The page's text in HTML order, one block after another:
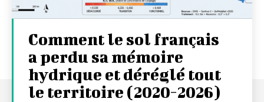
Comment le sol français
a perdu sa mémoire
hydrique et déréglé tout
le territoire (2020-2026)